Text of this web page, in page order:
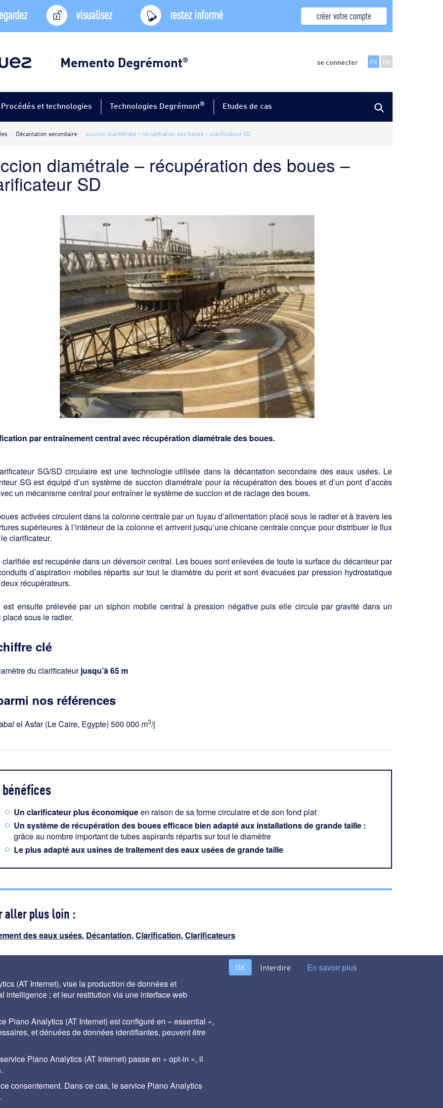
visualisez restez informé créer votre compte
Memento Degrémont® se connecter FR EN
Procédés et technologies Technologies Degrémont® Etudes de cas
Décantation secondaire succion diamétrale – récupération des boues – clarificateur SD
diamétrale – récupération des boues –
SD
par entraînement central avec récupération diamétrale des boues.
SG/SD circulaire est une technologie utilisée dans la décantation secondaire des eaux usées. Le
SG est équipé d’un système de succion diamétrale pour la récupération des boues et d’un pont d’accès
un mécanisme central pour entraîner le système de succion et de raclage des boues.
activées circulent dans la colonne centrale par un tuyau d’alimentation placé sous le radier et à travers les
supérieures à l’intérieur de la colonne et arrivent jusqu’une chicane centrale conçue pour distribuer le flux
clarificateur.
clarifiée est recupérée dans un déversoir central. Les boues sont enlevées de toute la surface du décanteur par
d’aspiration mobiles répartis sur tout le diamètre du pont et sont évacuées par pression hydrostatique
récupérateurs.
est ensuite prélevée par un siphon mobile central à pression négative puis elle circule par gravité dans un
placé sous le radier.
clé
du clarificateurjusqu’à 65 m
nos références
el Asfar (Le Caire, Egypte) 500 000 m3/j
bénéfices
Un clarificateur plus économiqueen raison de sa forme circulaire et de son fond plat
Un système de récupération des boues efficace bien adapté aux installations de grande taille :
grâce au nombre important de tubes aspirants répartis sur tout le diamètre
Le plus adapté aux usines de traitement des eaux usées de grande taille
aller plus loin :
des eaux usées, Décantation,Clarification,Clarificateurs
succion longitudinale – récupération des boues –
de SUEZ met à disposition des praticiens du traitement de l'eau, les bases des différents procédés et technologies du traitement de l’eau
degremont® appliquées aux filières de traitement et adaptées à chaque utilisation de l’eau. Conçu par des hommes de terrain pour des
cet outil précieux est indispensable aux responsables de site, responsables environnementaux, responsables qualité, responsables
(AT Internet), vise la production de données et
intelligence ; et leur restitution via une interface web
Piano Analytics (AT Internet) est configuré en « essential »,
et dénuées de données identifiantes, peuvent être
Piano Analytics (AT Internet) passe en « opt-in », il
consentement. Dans ce cas, le service Piano Analytics
OK Interdire En savoir plus